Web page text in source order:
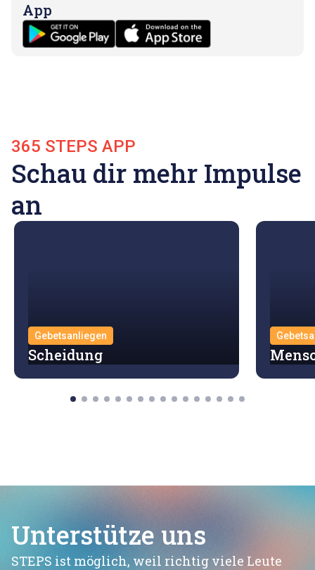
App
365 STEPS APP
Schau dir mehr Impulse
an
Gebetsanliegen
Scheidung
Unterstütze uns
STEPS ist möglich, weil richtig viele Leute